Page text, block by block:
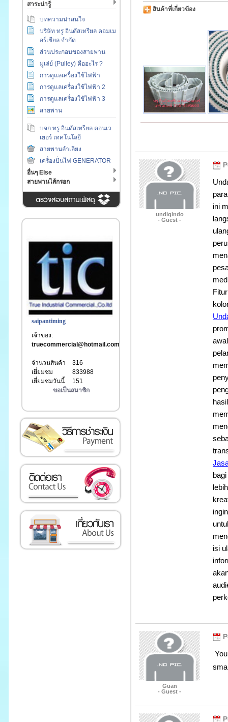
สาระน่ารู้
บทความน่าสนใจ
บริษัท ทรู อินดัสเทรียล คอมเม
อร์เชียล จำกัด
ส่วนประกอบของสายพาน
มู่เล่ย์ (Pulley) คืออะไร ?
การดูแลเครื่องใช้ไฟฟ้า
การดูแลเครื่องใช้ไฟฟ้า 2
การดูแลเครื่องใช้ไฟฟ้า 3
สายพาน
บจก.ทรู อินดัสเทรียล คอนเว
เยอร์ เทคโนโลยี
สายพานลำเลียง
เครื่องปั่นไฟ GENERATOR
อื่นๆ Else
สายพานไส้กรอก
saipantiming
เจ้าของ:
truecommercial@hotmail.com
จำนวนสินค้า
316
เยี่ยมชม
833988
เยี่ยมชมวันนี้
151
ขอเป็นสมาชิก
สินค้าที่เกี่ยวข้อง
undigindo
- Guest -
ini
isi
Guan
- Guest -